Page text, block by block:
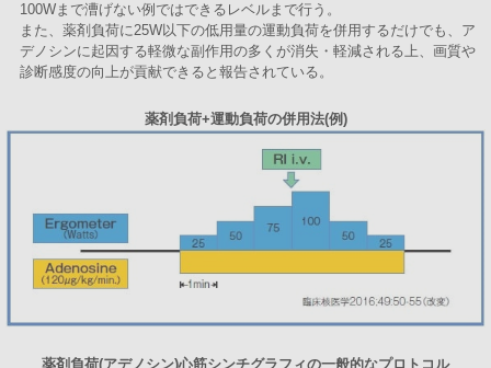
100Wまで漕げない例ではできるレベルまで行う。
また、薬剤負荷に25W以下の低用量の運動負荷を併用するだけでも、ア
デノシンに起因する軽微な副作用の多くが消失・軽減される上、画質や
診断感度の向上が貢献できると報告されている。
薬剤負荷+運動負荷の併用法(例)
薬剤負荷(アデノシン)心筋シンチグラフィの一般的なプロトコル